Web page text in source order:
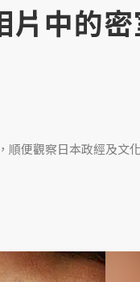
片中的
順便觀察日本政經及文